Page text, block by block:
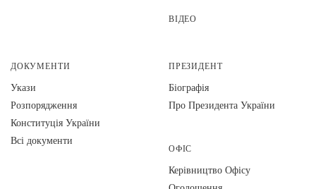
ВІДЕО
ДОКУМЕНТИ
Укази
Розпорядження
Конституція України
Всі документи
ПРЕЗИДЕНТ
Біографія
Про Президента України
ОФІС
Керівництво Офісу